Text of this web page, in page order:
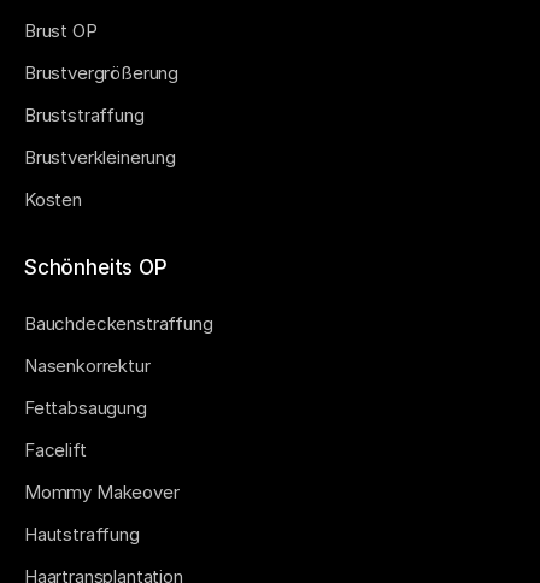
Brust OP
Brustvergrößerung
Bruststraffung
Brustverkleinerung
Kosten
Schönheits OP
Bauchdeckenstraffung
Nasenkorrektur
Fettabsaugung
Facelift
Mommy Makeover
Hautstraffung
Haartransplantation